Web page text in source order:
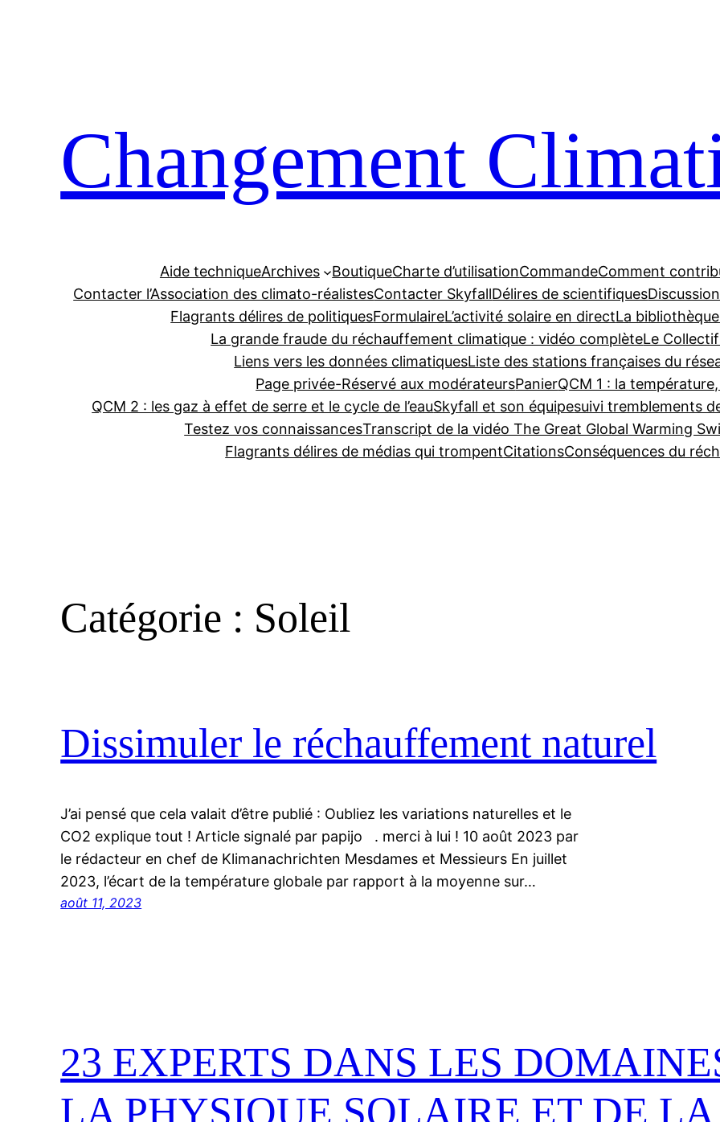
Changement
Aide techniqueArchives BoutiqueCharte d’utilisationCommandeComment
Contacter l’Association des climato-réalistesContacter SkyfallDélires de scientifiques
Flagrants délires de politiquesFormulaireL’activité solaire en directLa
La grande fraude du réchauffement climatique : vidéo complèteLe
Liens vers les données climatiquesListe des stations françaises du
Page privée-Réservé aux modérateursPanierQCM 1 : la
QCM 2 : les gaz à effet de serre et le cycle de l’eauSkyfall et son équipesuivi tremblements
Testez vos connaissancesTranscript de la vidéo The Great Global Warming
Flagrants délires de médias qui trompentCitationsConséquences du
Catégorie : Soleil
Dissimuler le réchauffement naturel
J’ai pensé que cela valait d’être publié : Oubliez les variations naturelles et le
CO2 explique tout ! Article signalé par papijo . merci à lui ! 10 août 2023 par
le rédacteur en chef de Klimanachrichten Mesdames et Messieurs En juillet
2023, l’écart de la température globale par rapport à la moyenne sur…
août 11, 2023
23 EXPERTS DANS LES
LA PHYSIQUE SOLAIRE ET DE LA